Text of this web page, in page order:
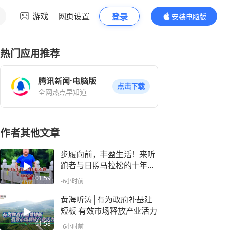
游戏 网页设置 登录
安装电脑版
内容更精彩
热门应用推荐
腾讯新闻·电脑版
全网热点早知道
点击下载
作者其他文章
01:59
步履向前，丰盈生活！来听
跑者与日照马拉松的十年故
事
-6小时前
01:58
黄海听涛│有为政府补基建
短板 有效市场释放产业活力
-6小时前